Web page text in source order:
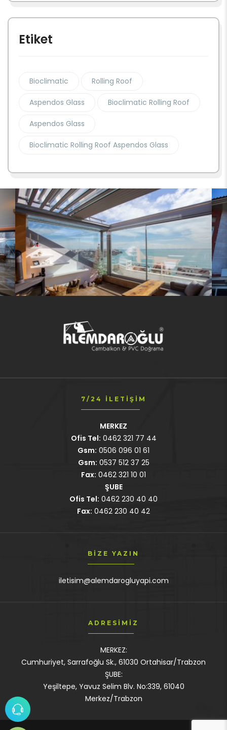
Etiket
Bioclimatic Rolling Roof
Aspendos Glass Bioclimatic Rolling Roof
Aspendos Glass
Bioclimatic Rolling Roof Aspendos Glass
7/24 İLETIŞIM
MERKEZ
Ofis Tel: 0462 321 77 44
Gsm: 0506 096 01 61
Gsm: 0537 512 37 25
Fax: 0462 321 10 01
ŞUBE
Ofis Tel: 0462 230 40 40
Fax: 0462 230 40 42
BIZE YAZIN
iletisim@alemdarogluyapi.com
ADRESIMIZ
MERKEZ:
Cumhuriyet, Sarrafoğlu Sk., 61030 Ortahisar/Trabzon
ŞUBE:
Yeşiltepe, Yavuz Selim Blv. No:339, 61040
Merkez/Trabzon